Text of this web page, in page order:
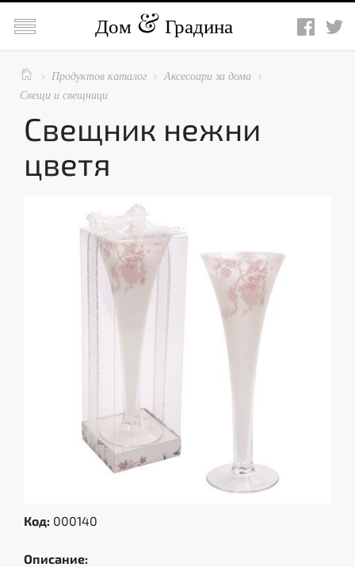
 Дом Градина
  Продуктов каталог  Аксесоари за дома 
Свещи и свещници
Свещник нежни
цветя
Код: 000140
Описание: